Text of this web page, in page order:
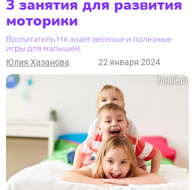
3 занятия для развития
моторики
Воспитатель Ня знает веселые и полезные
игры для малышей.
Юлия Хазанова 22 января 2024